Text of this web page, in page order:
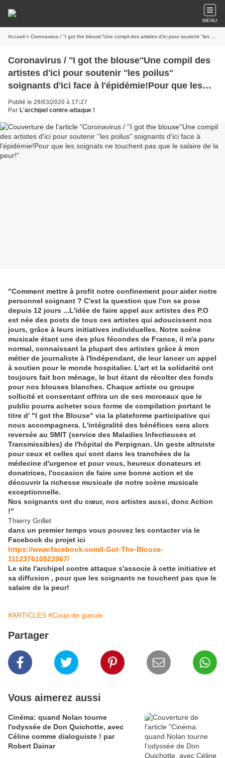
MENU
Accueil » Coronavirus / ''I got the blouse''Une compil des artistes d'ici pour soutenir ''les poilus" soignants d'ici face à l'épidémie!Pour que les soignats ne touchent pas que le salaire de la peur!
Coronavirus / ''I got the blouse''Une compil des
artistes d'ici pour soutenir ''les poilus"
soignants d'ici face à l'épidémie!Pour que les
soignats ne touchent pas que le salaire de la
peur!
Publié le 29/03/2020 à 17:27
Par L'archipel contre-attaque !
"Comment mettre à profit notre confinement pour aider notre
personnel soignant ? C'est la question que l'on se pose
depuis 12 jours ...L'idée de faire appel aux artistes des P.O
est née des posts de tous ces artistes qui adoucissent nos
jours, grâce à leurs initiatives individuelles. Notre scène
musicale étant une des plus fécondes de France, il m'a paru
normal, connaissant la plupart des artistes grâce à mon
métier de journaliste à l'Indépendant, de leur lancer un appel
à soutien pour le monde hospitalier. L'art et la solidarité ont
toujours fait bon ménage, le but étant de récolter des fonds
pour nos blouses blanches. Chaque artiste ou groupe
sollicité et consentant offrira un de ses morceaux que le
public pourra acheter sous forme de compilation portant le
titre d' "I got the Blouse" via la plateforme participative qui
nous accompagnera. L'intégralité des bénéfices sera alors
reversée au SMIT (service des Maladies Infectieuses et
Transmissibles) de l'hôpital de Perpignan. Un geste altruiste
pour ceux et celles qui sont dans les tranchées de la
médecine d'urgence et pour vous, heureux donateurs et
donatrices, l'occasion de faire une bonne action et de
découvrir la richesse musicale de notre scène musicale
exceptionnelle.
Nos soignants ont du cœur, nos artistes aussi, donc Action
!"
Thierry Grillet
dans un premier temps vous pouvez les contacter via le
Facebook du projet ici
https://www.facebook.com/I-Got-The-Blouse-
111237610522067/
Le site l'archipel contre attaque s'associe à cette initiative et
sa diffusion , pour que les soignants ne touchent pas que le
salaire de la peur!
#ARTICLES #Coup de gueule
Partager
Vous aimerez aussi
Cinéma: quand Nolan tourne
l'odyssée de Don Quichotte, avec
Céline comme dialoguiste ! par
Robert Dainar